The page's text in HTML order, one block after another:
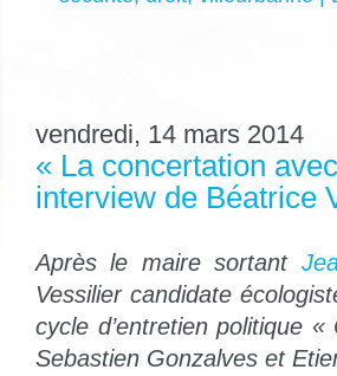
vendredi, 14 mars 2014
« La concertation
interview de Béatrice
Après le maire sortant
Vessilier candidate
cycle d’entretien politique
Sebastien Gonzalves et